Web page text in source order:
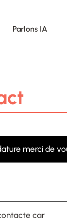
Parlons IA
merci de
car